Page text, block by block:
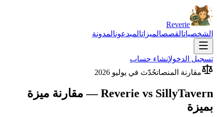
Reverie
الشخصياتالقصصالميزاتالمبدعونالمدونة
تسجيل الدخولإنشاء حساب
مقارنة المنصاتحُدّث في يوليو 2026
Reverie vs SillyTavern — مقارنة ميزة
بميزة